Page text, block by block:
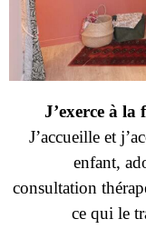
J’exerce à
J’accueille et
enfant,
consultation
ce qui le